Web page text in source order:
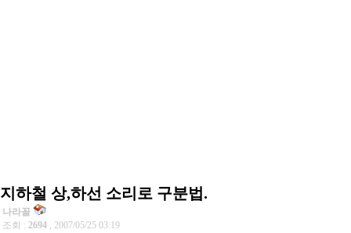
지하철 상,하선 소리로 구분법.
나라꼴
조회 : 2694 , 2007/05/25 03:19